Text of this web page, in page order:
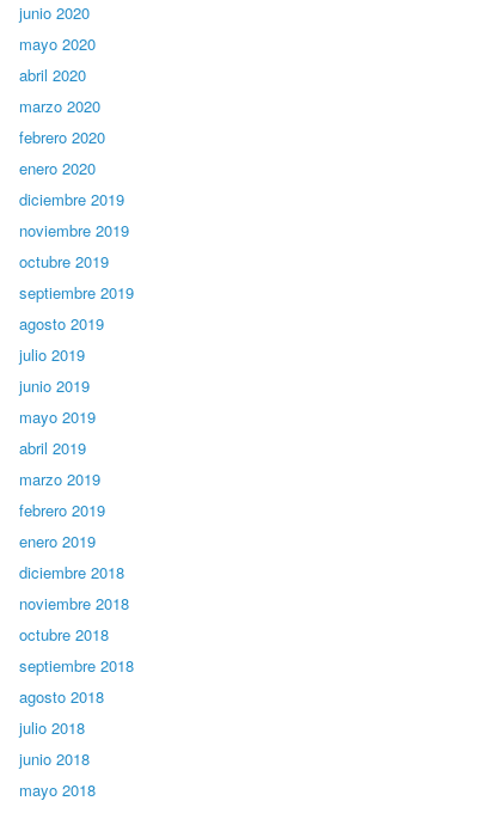
junio 2020
mayo 2020
abril 2020
marzo 2020
febrero 2020
enero 2020
diciembre 2019
noviembre 2019
octubre 2019
septiembre 2019
agosto 2019
julio 2019
junio 2019
mayo 2019
abril 2019
marzo 2019
febrero 2019
enero 2019
diciembre 2018
noviembre 2018
octubre 2018
septiembre 2018
agosto 2018
julio 2018
junio 2018
mayo 2018